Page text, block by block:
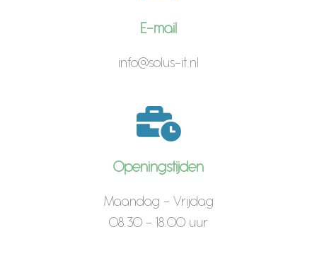
E-mail
info@solus-it.nl
Openingstijden
Maandag - Vrijdag
08.30 - 18.00 uur